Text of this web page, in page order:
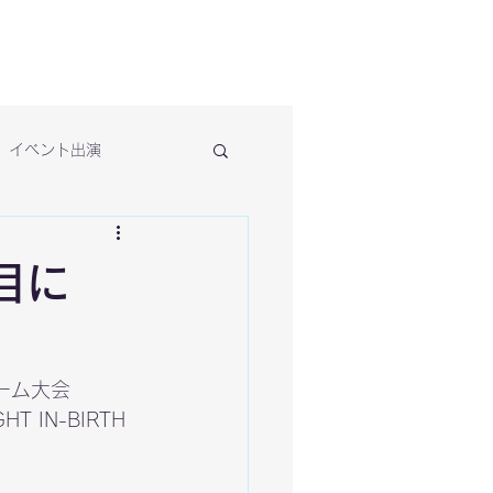
イベント出演
に
ム大会
IN-BIRTH